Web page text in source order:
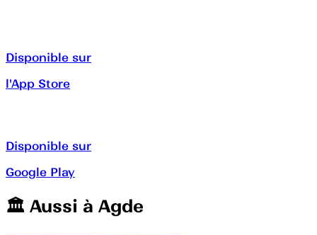
Disponible sur
l'App Store
Disponible sur
Google Play
🏛️️ Aussi à Agde